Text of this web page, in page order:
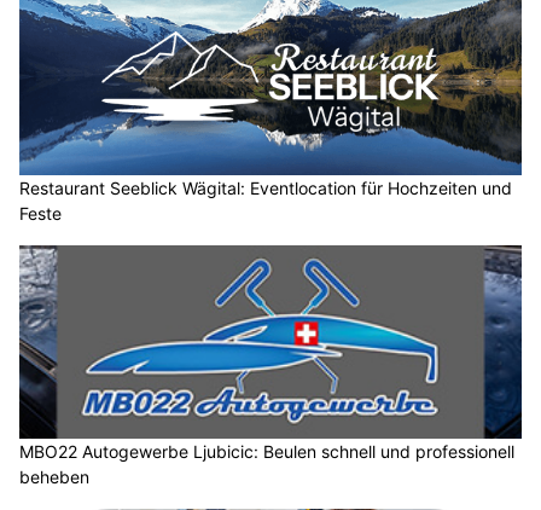
Restaurant Seeblick Wägital: Eventlocation für Hochzeiten und
Feste
MBO22 Autogewerbe Ljubicic: Beulen schnell und professionell
beheben